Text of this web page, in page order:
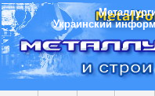
Украинский